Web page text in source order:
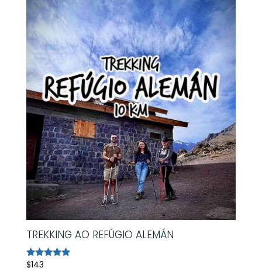
TREKKING AO REFÚGIO ALEMÁN
Avaliação
$143